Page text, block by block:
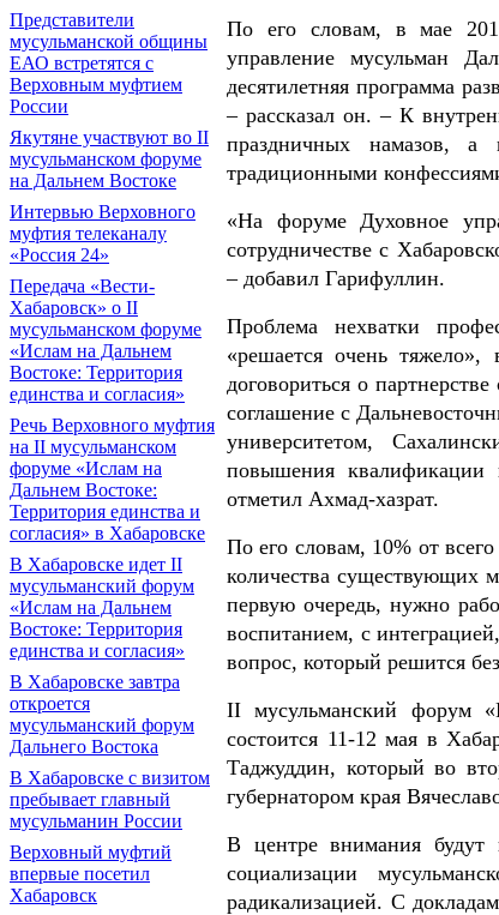
Представители
мусульманской общины
ЕАО встретятся с
Верховным муфтием
России
Якутяне участвуют во II
мусульманском форуме
на Дальнем Востоке
Интервью Верховного
муфтия телеканалу
«Россия 24»
Передача «Вести-
Хабаровск» о II
мусульманском форуме
«Ислам на Дальнем
Востоке: Территория
единства и согласия»
Речь Верховного муфтия
на II мусульманском
форуме «Ислам на
Дальнем Востоке:
Территория единства и
согласия» в Хабаровске
В Хабаровске идет II
мусульманский форум
«Ислам на Дальнем
Востоке: Территория
единства и согласия»
В Хабаровске завтра
откроется
мусульманский форум
Дальнего Востока
В Хабаровске с визитом
пребывает главный
мусульманин России
Верховный муфтий
впервые посетил
Хабаровск
По его словам, в мае
управление мусульман
десятилетняя программа
– рассказал он. – К
праздничных намазов,
традиционными
«На форуме Духовное
сотрудничестве с
– добавил Гарифуллин.
Проблема нехватки
«решается очень
договориться о
соглашение с
университетом,
повышения квалификации
отметил Ахмад-хазрат.
По его словам, 10% от
количества существующих
первую очередь, нужно
воспитанием, с
вопрос, который решится
II мусульманский форум
состоится 11-12 мая в
Таджуддин, который во
губернатором края
В центре внимания будут
социализации
радикализацией. С